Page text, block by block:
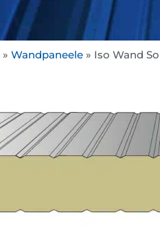
» Wandpaneele » Iso Wand